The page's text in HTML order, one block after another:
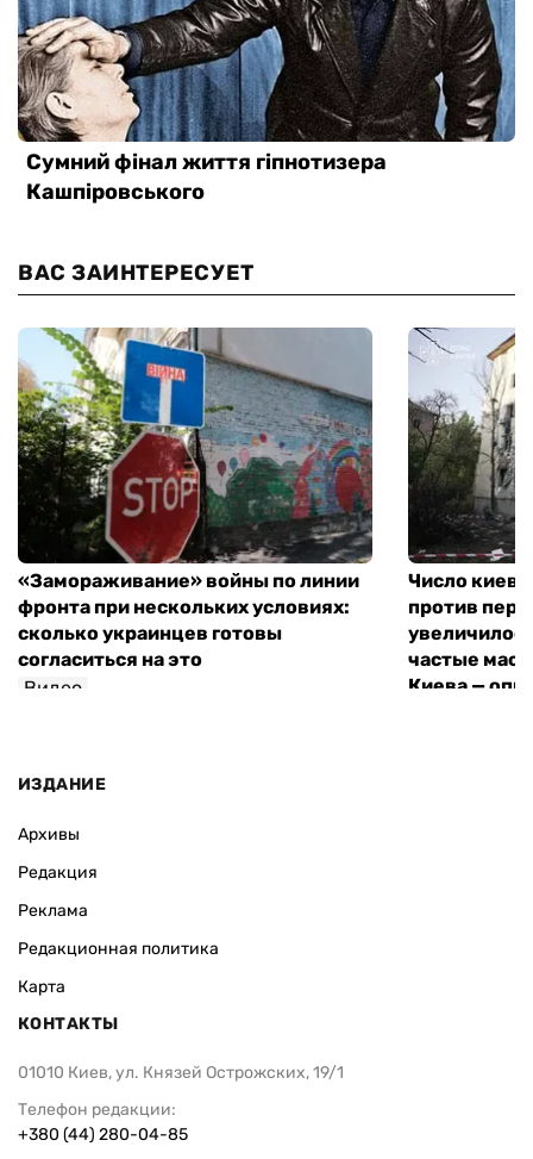
ВАС ЗАИНТЕРЕСУЕТ
«Замораживание» войны по линии
фронта при нескольких условиях:
сколько украинцев готовы
согласиться на это
Видео
Число
против
частые
Киева —
ИЗДАНИЕ
Архивы
Редакция
Реклама
Редакционная политика
Карта
КОНТАКТЫ
01010 Киев, ул. Князей Острожских, 19/1
Телефон редакции:
+380 (44) 280-04-85